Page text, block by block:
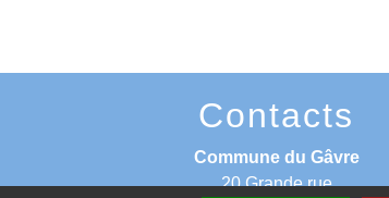
Contacts
Commune du Gâvre
20 Grande rue